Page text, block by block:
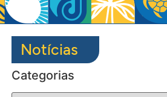
Notícias
Categorias